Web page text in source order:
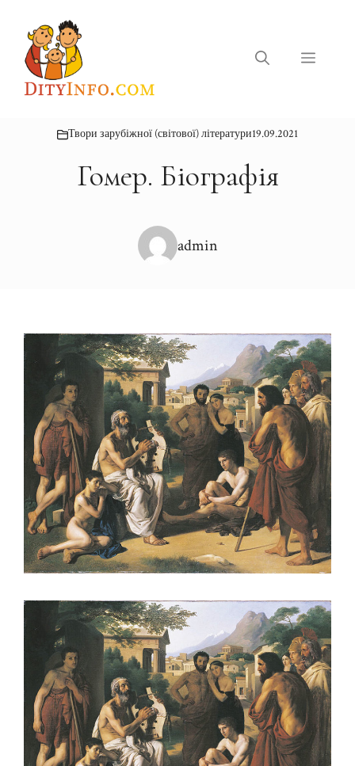
вмісту
Меню
Твори зарубіжної (світової) літератури19.09.2021
Гомер. Біографія
admin